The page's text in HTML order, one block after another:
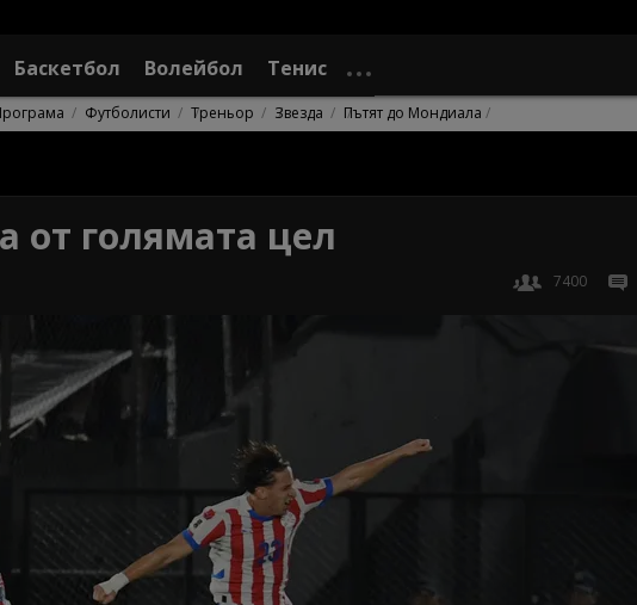
Баскетбол Волейбол Тенис
Футболисти Треньор Звезда Пътят до Мондиала
от голямата цел
7400